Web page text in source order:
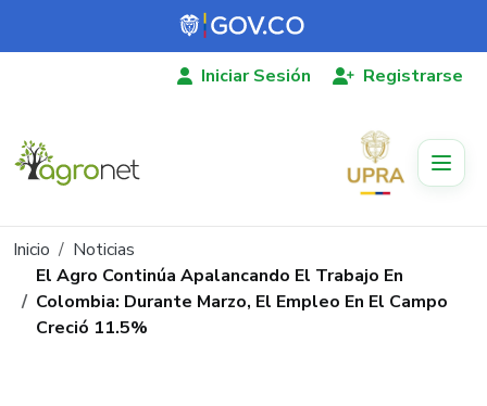
Pasar al contenido principal
Iniciar Sesión Registrarse
Ruta de navegación
Inicio
Noticias
El Agro Continúa Apalancando El Trabajo En
Colombia: Durante Marzo, El Empleo En El Campo
Creció 11.5%